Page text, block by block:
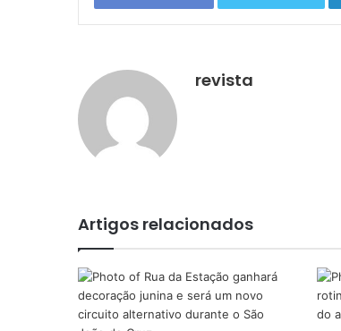
revista
Artigos relacionados